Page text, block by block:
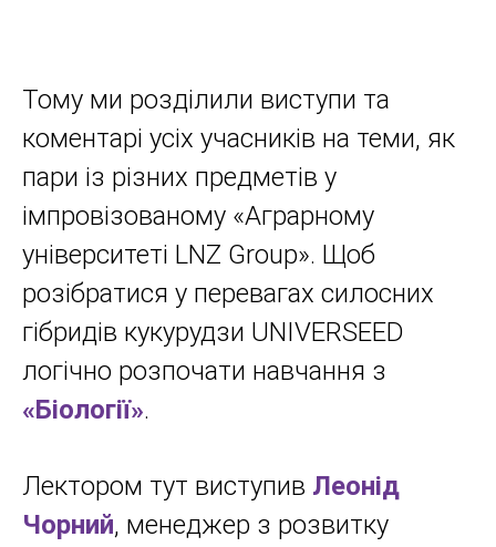
Тому ми розділили виступи та
коментарі усіх учасників на теми, як
пари із різних предметів у
імпровізованому «Аграрному
університеті LNZ Group». Щоб
розібратися у перевагах силосних
гібридів кукурудзи UNIVERSEED
логічно розпочати навчання з
«Біології».
Лектором тут виступив Леонід
Чорний, менеджер з розвитку